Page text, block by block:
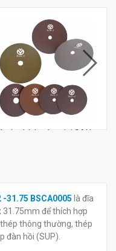
cắt chính xác mini SAN-
31.75 BSCA0005 là đĩa
để thích hợp
thông thường, thép
đàn hồi (SUP).